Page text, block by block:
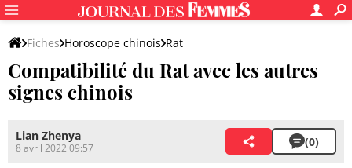
Fiches Horoscope chinois Rat
Compatibilité du Rat avec les autres
signes chinois
Lian Zhenya
8 avril 2022 09:57 (0)